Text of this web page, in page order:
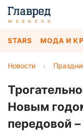
STARS МОДА И
Новости ›
Новым
передовой